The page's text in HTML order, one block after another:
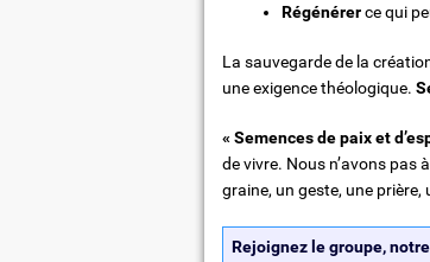
Régénérerce qui
La sauvegarde de la
une exigence théologique.
« Semences de paix et
de vivre. Nous n’avons pas
graine, un geste, une
Rejoignez le groupe,